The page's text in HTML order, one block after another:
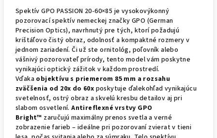
Spektív GPO PASSION 20-60×85 je vysokovýkonný
pozorovací spektív nemeckej značky GPO (German
Precision Optics), navrhnutý pre tých, ktorí požadujú
krištáľovo čistý obraz, odolnosť a kompaktné rozmery v
jednom zariadení. Či už ste ornitológ, poľovník alebo
vášnivý pozorovateľ prírody, tento model vám poskytne
vynikajúci optický zážitok v každom prostredí.
Vďaka objektívu s priemerom 85 mm a rozsahu
zväčšenia od 20x do 60x poskytuje ďalekohľad vynikajúcu
svetelnosť, ostrý obraz a skvelú kresbu detailov aj pri
slabom osvetlení. Antireflexné vrstvy GPO
Bright™ zaručujú maximálny prenos svetla a verné
zobrazenie farieb – ideálne pri pozorovaní zvierat v tieni